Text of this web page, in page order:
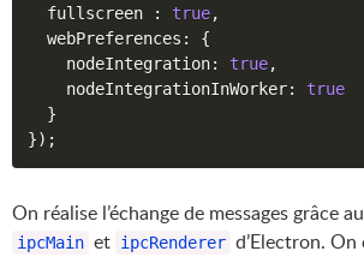
  fullscreen
: true,
  webPreferences
:
{
    nodeIntegration
: true,
    nodeIntegrationInWorker
:
true
}
}) ;
On réalise l’échange de messages grâce
ipcMain et ipcRenderer d’Electron.